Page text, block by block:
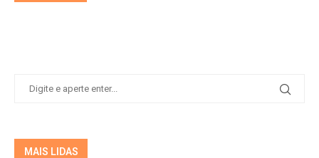
MAIS LIDAS